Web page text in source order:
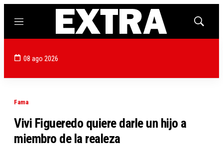
Menú
Mostrar
08 ago 2026
Fama
Vivi Figueredo quiere darle un hijo a
miembro de la realeza